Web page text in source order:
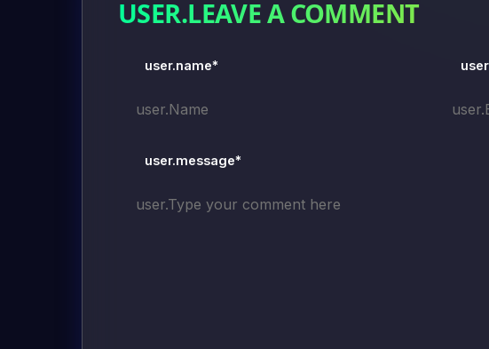
USER.LEAVE A COMMENT
user.name*
user.message*